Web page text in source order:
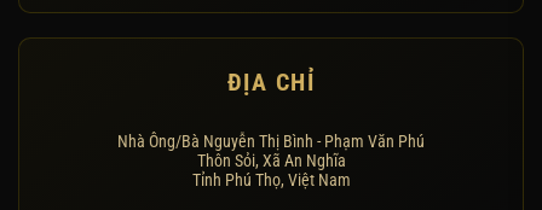
không có cột che chắn hai bên, phần thân của loại cuốn thư này
thường có xu hướng mở rộng theo chiều ngang hơn một chút để
tạo sự cân bằng thị giác. Độ dày của thân đá thường dao động từ
trường tồn cùng thời gian.
Điểm khác biệt nhất của dòng sản phẩm này chính là sự tối giản ở
ĐỊA CHỈ
Nhà Ông/Bà Nguyễn Thị Bình - Phạm Văn Phú
Thôn Sỏi, Xã An Nghĩa
Tỉnh Phú Thọ, Việt Nam